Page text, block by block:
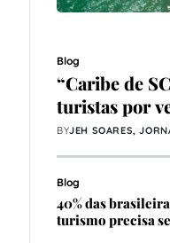
Blog
“Caribe de
turistas por
locações de
BYJEH SOARES,
Blog
40% das
turismo precisa